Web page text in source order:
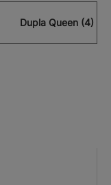
Dupla Queen (4)